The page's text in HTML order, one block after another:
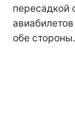
пересадкой
авиабилетов
обе стороны.